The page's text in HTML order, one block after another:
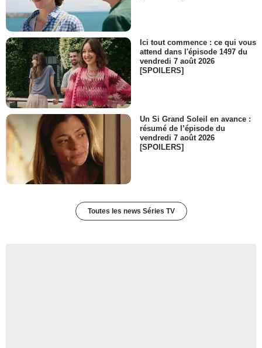
Ici tout commence : ce qui vous
attend dans l'épisode 1497 du
vendredi 7 août 2026
[SPOILERS]
Un Si Grand Soleil en avance :
résumé de l’épisode du
vendredi 7 août 2026
[SPOILERS]
Toutes les news Séries TV